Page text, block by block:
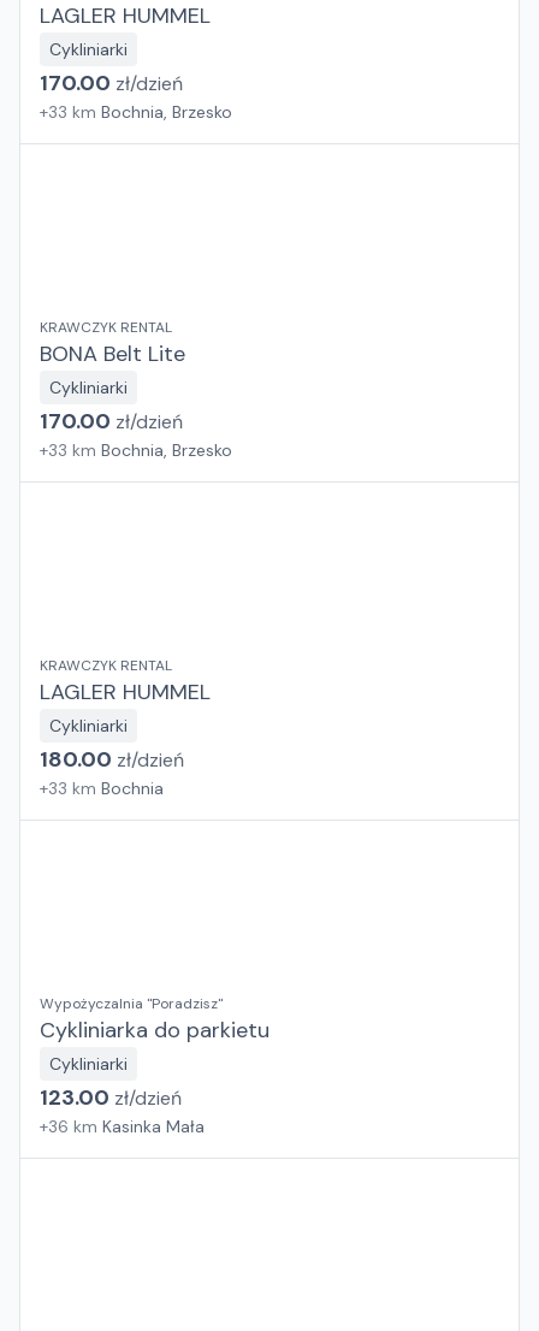
LAGLER HUMMEL
Cykliniarki
170.00 zł/dzień
+33 km Bochnia, Brzesko
KRAWCZYK RENTAL
BONA Belt Lite
Cykliniarki
170.00 zł/dzień
+33 km Bochnia, Brzesko
KRAWCZYK RENTAL
LAGLER HUMMEL
Cykliniarki
180.00 zł/dzień
+33 km Bochnia
Wypożyczalnia "Poradzisz"
Cykliniarka do parkietu
Cykliniarki
123.00 zł/dzień
+36 km Kasinka Mała